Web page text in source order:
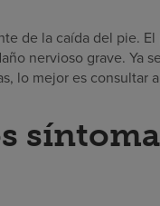
de la caída del pie.
nervioso grave. Ya
lo mejor es consultar